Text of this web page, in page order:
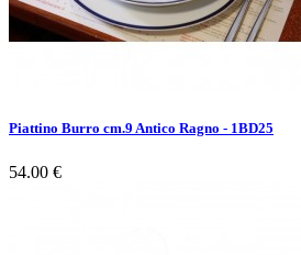
Piattino Burro cm.9 Antico Ragno - 1BD25
54.00 €